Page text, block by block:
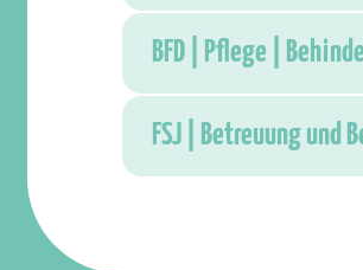
BFD | Pflege |
FSJ | Betreuung